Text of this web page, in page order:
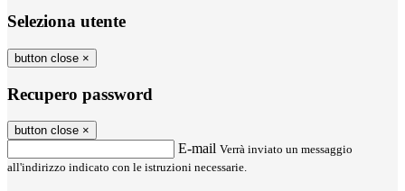
Seleziona utente
button close ×
Recupero password
button close ×
E-mail Verrà inviato un messaggio
all'indirizzo indicato con le istruzioni necessarie.